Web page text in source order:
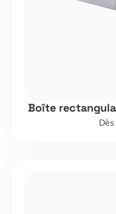
Boîte